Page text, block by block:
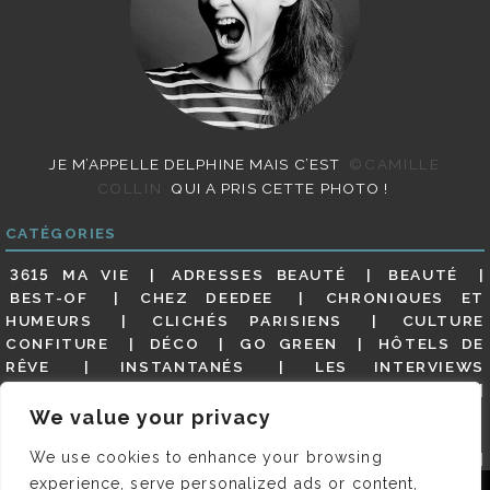
We value your privacy
We use cookies to enhance your browsing
experience, serve personalized ads or content,
JE M’APPELLE DELPHINE MAIS C’EST
©CAMILLE
COLLIN
QUI A PRIS CETTE PHOTO !
CATÉGORIES
3615 MA VIE ADRESSES BEAUTÉ
BEAUTÉ
BEST-OF
CHEZ DEEDEE
CHRONIQUES ET
HUMEURS
CLICHÉS PARISIENS
CULTURE
CONFITURE
DÉCO GO GREEN
HÔTELS DE
RÊVE
INSTANTANÉS
LES INTERVIEWS
MES ADRESSES
MODE NON CLASSÉ
GUIDE
PARIS EN PHOTOS
RESTAURANTS
REVUE DE PRESSE DÉTAILLÉE, SIOU PLAIT